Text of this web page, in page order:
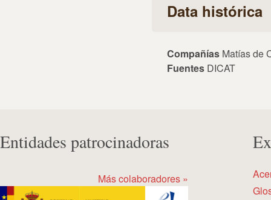
Data histórica
Compañías Matías de
Fuentes DICAT
Entidades patrocinadoras
Más colaboradores »